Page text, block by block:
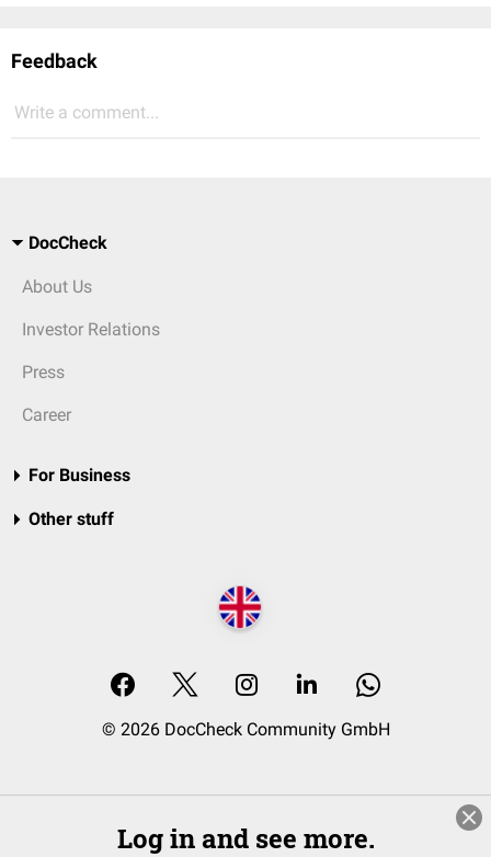
Feedback
Write a comment...
DocCheck
About Us
Investor Relations
Press
Career
For Business
Other stuff
© 2026 DocCheck Community GmbH
Log in and see more.